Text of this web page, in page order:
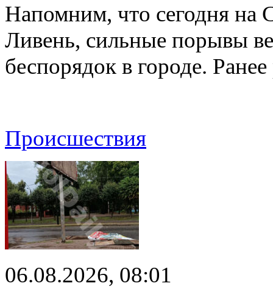
Напомним, что сегодня на
Ливень, сильные порывы
беспорядок в городе.
Происшествия
06.08.2026, 08:01